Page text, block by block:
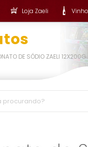
Loja Zaeli
DE SÓDIO ZAELI 12X200G